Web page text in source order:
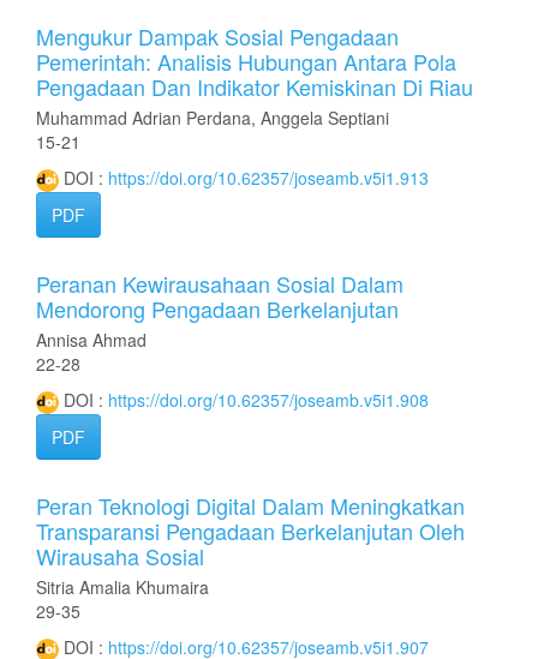
Mengukur Dampak Sosial Pengadaan
Pemerintah: Analisis Hubungan Antara Pola
Pengadaan Dan Indikator Kemiskinan Di Riau
Muhammad Adrian Perdana, Anggela Septiani
15-21
DOI : https://doi.org/10.62357/joseamb.v5i1.913
PDF
Peranan Kewirausahaan Sosial Dalam
Mendorong Pengadaan Berkelanjutan
Annisa Ahmad
22-28
DOI : https://doi.org/10.62357/joseamb.v5i1.908
PDF
Peran Teknologi Digital Dalam Meningkatkan
Transparansi Pengadaan Berkelanjutan Oleh
Wirausaha Sosial
Sitria Amalia Khumaira
29-35
DOI : https://doi.org/10.62357/joseamb.v5i1.907